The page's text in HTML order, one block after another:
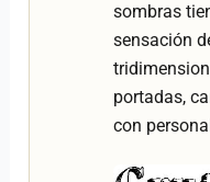
sombras
sensación
portadas,
con